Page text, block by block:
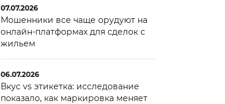
07.07.2026
Мошенники все чаще орудуют на
онлайн-платформах для сделок с
жильем
06.07.2026
Вкус vs этикетка: исследование
показало, как маркировка меняет